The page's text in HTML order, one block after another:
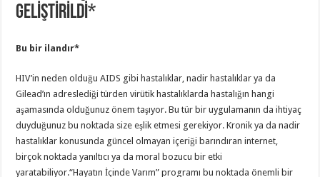
GELİŞTİRİLDİ*
Bu bir ilandır*
HIV’in neden olduğu AIDS gibi hastalıklar, nadir hastalıklar ya da
Gilead’ın adreslediği türden virütik hastalıklarda hastalığın hangi
aşamasında olduğunuz önem taşıyor. Bu tür bir uygulamanın da ihtiyaç
duyduğunuz bu noktada size eşlik etmesi gerekiyor. Kronik ya da nadir
hastalıklar konusunda güncel olmayan içeriği barındıran internet,
birçok noktada yanıltıcı ya da moral bozucu bir etki
yaratabiliyor.“Hayatın İçinde Varım” programı bu noktada önemli bir